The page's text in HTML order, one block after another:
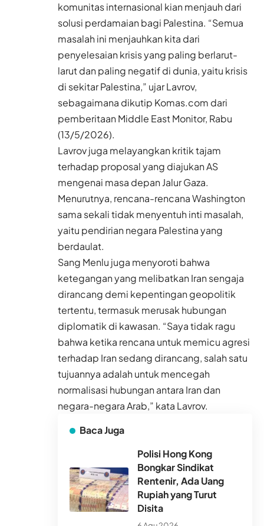
komunitas internasional kian menjauh dari
solusi perdamaian bagi Palestina. “Semua
masalah ini menjauhkan kita dari
penyelesaian krisis yang paling berlarut-
larut dan paling negatif di dunia, yaitu krisis
di sekitar Palestina,” ujar Lavrov,
sebagaimana dikutip Komas.com dari
pemberitaan Middle East Monitor, Rabu
(13/5/2026).
Lavrov juga melayangkan kritik tajam
terhadap proposal yang diajukan AS
mengenai masa depan Jalur Gaza.
Menurutnya, rencana-rencana Washington
sama sekali tidak menyentuh inti masalah,
yaitu pendirian negara Palestina yang
berdaulat.
Sang Menlu juga menyoroti bahwa
ketegangan yang melibatkan Iran sengaja
dirancang demi kepentingan geopolitik
tertentu, termasuk merusak hubungan
diplomatik di kawasan. “Saya tidak ragu
bahwa ketika rencana untuk memicu agresi
terhadap Iran sedang dirancang, salah satu
tujuannya adalah untuk mencegah
normalisasi hubungan antara Iran dan
negara-negara Arab,” kata Lavrov.
Baca Juga
Polisi Hong Kong
Bongkar Sindikat
Rentenir, Ada Uang
Rupiah yang Turut
Disita